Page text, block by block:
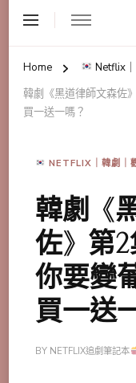
Home
Netflix
韓劇《黑道律師文森佐
買一送一嗎？
NETFLIX｜韓劇｜
韓劇《
佐》第2
你要變
買一送
BY NETFLIX追劇筆記本